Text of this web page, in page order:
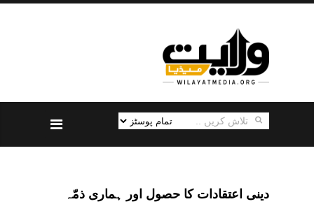
دینی اعتقادات کا حصول اور ہماری ذمّہ